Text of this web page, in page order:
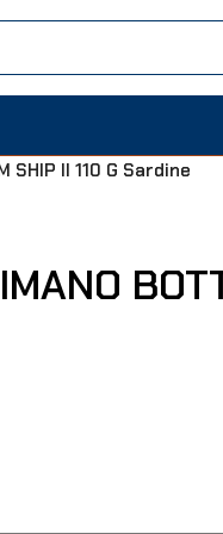
SHIP II 110 G Sardine